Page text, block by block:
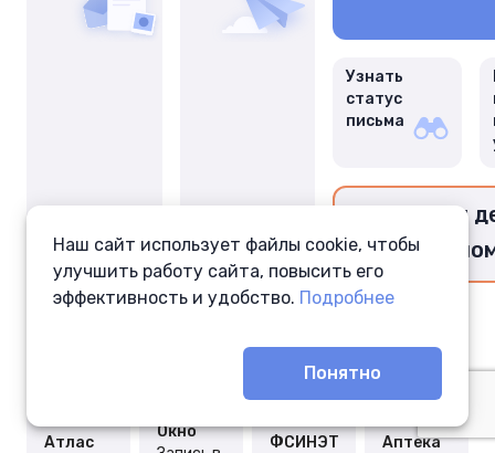
Узнать
статус
письма
Перевести
Атлас
Окно
ФСИНЭТ Аптека
Наш сайт использует файлы cookie, чтобы
улучшить работу сайта, повысить его
эффективность и удобство. Подробнее
Понятно